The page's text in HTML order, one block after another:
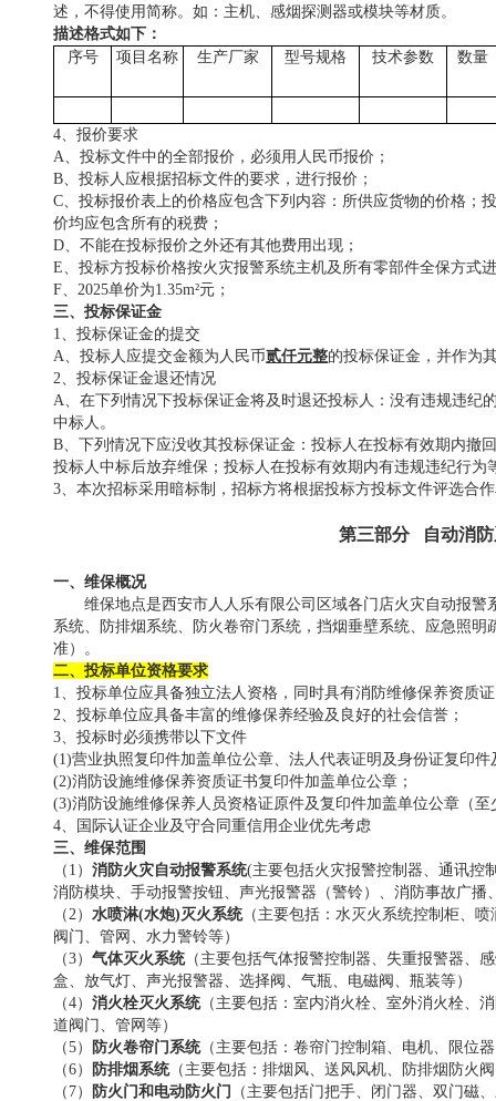
述，不得使用简称。如：主机、感烟探测器或模块等材质。
描述格式如下：
序号
项目名称 生产厂家 型号规格 技术参数 数量
4、报价要求
A、投标文件中的全部报价，必须用人民币报价；
B、投标人应根据招标文件的要求，进行报价；
C、投标报价表上的价格应包含下列内容：所供应货物的价格；
价均应包含所有的税费；
D、不能在投标报价之外还有其他费用出现；
E、投标方投标价格按火灾报警系统主机及所有零部件全保方式
F、2025单价为1.35m²元；
三、投标保证金
1、投标保证金的提交
A、投标人应提交金额为人民币贰仟元整的投标保证金，并作为
2、投标保证金退还情况
A、在下列情况下投标保证金将及时退还投标人：没有违规违纪
中标人。
B、下列情况下应没收其投标保证金：投标人在投标有效期内撤
投标人中标后放弃维保；投标人在投标有效期内有违规违纪行为
3、本次招标采用暗标制，招标方将根据投标方投标文件评选合
第三部分 自动消
一、维保概况
维保地点是西安市人人乐有限公司区域各门店火灾自动报警
系统、防排烟系统、防火卷帘门系统，挡烟垂壁系统、应急照明
准）。
二、投标单位资格要求
1、投标单位应具备独立法人资格，同时具有消防维修保养资质证
2、投标单位应具备丰富的维修保养经验及良好的社会信誉；
3、投标时必须携带以下文件
(1)营业执照复印件加盖单位公章、法人代表证明及身份证复印
(2)消防设施维修保养资质证书复印件加盖单位公章；
(3)消防设施维修保养人员资格证原件及复印件加盖单位公章（至
4、国际认证企业及守合同重信用企业优先考虑
三、维保范围
（ 1 ）消防火灾自动报警系统(主要包括火灾报警控制器、通讯控
消防模块、手动报警按钮、声光报警器（警铃）、消防事故广播
（2）水喷淋(水炮)灭火系统（主要包括：水灭火系统控制柜、
阀门、管网、水力警铃等）
（3）气体灭火系统（主要包括气体报警控制器、失重报警器、
盒、放气灯、声光报警器、选择阀、气瓶、电磁阀、瓶装等）
（4）消火栓灭火系统（主要包括：室内消火栓、室外消火栓、
道阀门、管网等）
（5） 防火卷帘门系统（主要包括：卷帘门控制箱、电机、限位
（6） 防排烟系统（主要包括：排烟风、送风风机、防排烟防火
（ 7） 防火门和电动防火门
（主要包括门把手、闭门器、双门磁